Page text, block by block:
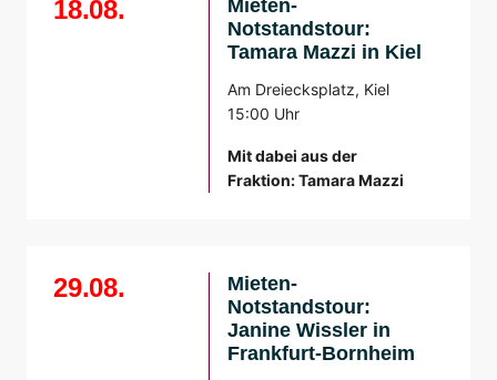
18.08.
Mieten-
Notstandstour:
Tamara Mazzi in Kiel
Am Dreiecksplatz, Kiel
15:00 Uhr
Mit dabei aus der
Fraktion: Tamara Mazzi
29.08.
Mieten-
Notstandstour:
Janine Wissler in
Frankfurt-Bornheim